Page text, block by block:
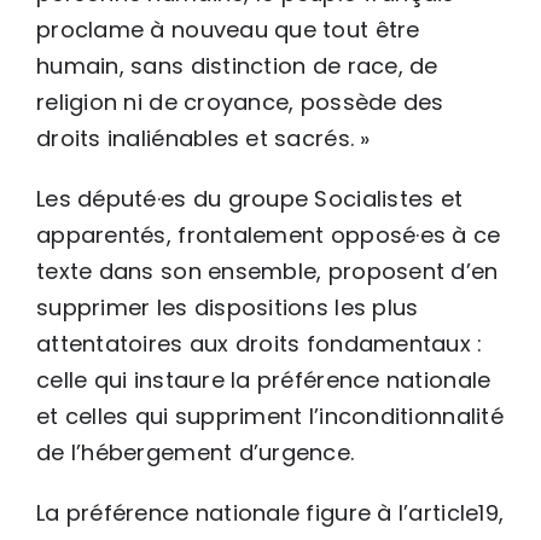
proclame à nouveau que tout être
humain, sans distinction de race, de
religion ni de croyance, possède des
droits inaliénables et sacrés. »
Les député·es du groupe Socialistes et
apparentés, frontalement opposé·es à ce
texte dans son ensemble, proposent d’en
supprimer les dispositions les plus
attentatoires aux droits fondamentaux :
celle qui instaure la préférence nationale
et celles qui suppriment l’inconditionnalité
de l’hébergement d’urgence.
La préférence nationale figure à l’article19,